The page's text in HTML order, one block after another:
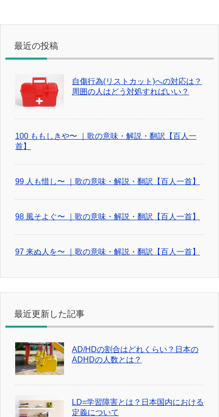
最近の投稿
自傷行為(リストカット)への対応は？
周囲の人はどう対処すればいい？
100 ももしきや〜 ｜歌の意味・解説・翻訳【百人一
首】
99 人も惜し〜 ｜歌の意味・解説・翻訳【百人一首】
98 風そよぐ〜 ｜歌の意味・解説・翻訳【百人一首】
97 来ぬ人を〜 ｜歌の意味・解説・翻訳【百人一首】
最近更新した記事
AD/HDの割合はどれくらい？日本の
ADHDの人数とは？
LD=学習障害とは？日本国内における
定義について